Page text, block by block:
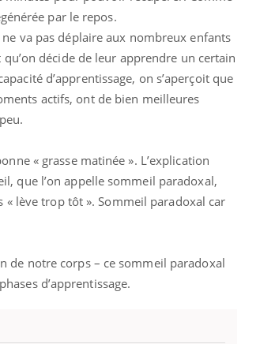
par le repos.
va pas déplaire aux nombreux enfants
décide de leur apprendre un certain
d’apprentissage, on s’aperçoit que
actifs, ont de bien meilleures
« grasse matinée ». L’explication
que l’on appelle sommeil paradoxal,
« lève trop tôt ». Sommeil paradoxal car
de notre corps – ce sommeil paradoxal
d’apprentissage.
?
Youtube
Insuline & Charge mentale : et si on